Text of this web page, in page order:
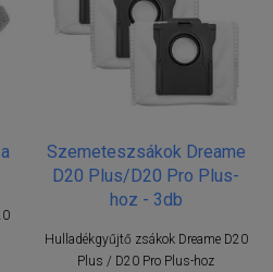
Szemeteszsákok Dreame
D20 Plus/D20 Pro Plus-
hoz - 3db
Hulladékgyűjtő zsákok Dreame D20
Plus / D20 Pro Plus-hoz